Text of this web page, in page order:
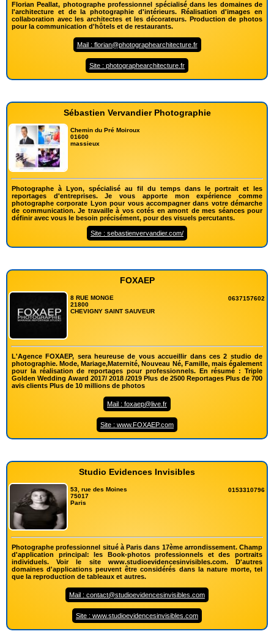
Florian Peallat, photographe professionnel spécialisé dans les domaines de
l'architecture et de la photographie d'intérieurs. Réalisation d'images en
collaboration avec les architectes et les décorateurs. Production de photos
pour la communication d'hôtels et de restaurants.
Mail : florian@photographearchitecture.fr
Site : photographearchitecture.fr
Sébastien Vervandier Photographie
Chemin du Pré Moiroux
01600
massieux
Photographe à Lyon, spécialisé au fil du temps dans le portrait et les
reportages d'entreprises. Je vous apporte mon expérience comme
photographe corporate Lyon pour vous accompagner dans votre démarche
de communication. Je travaille à vos cotés en amont de mes séances pour
définir avec vous le besoin précisément, pour des visuels percutants.
Site : sebastienvervandier.com/
FOXAEP
8 RUE MONGE
21800
CHEVIGNY SAINT SAUVEUR
0637157602
L'Agence FOXAEP, sera heureuse de vous accueillir dans ces 2 studio de
photographie. Mode, Mariage,Maternité, Nouveau Né, Famille, mais également
pour la réalisation de reportages pour professionnels. En résumé : Triple
Golden Wedding Award 2017/ 2018 /2019 Plus de 2500 Reportages Plus de 700
avis clients Plus de 10 millions de photos
Mail : foxaep@live.fr
Site : www.FOXAEP.com
Studio Evidences Invisibles
53, rue des Moines
75017
Paris
0153310796
Photographe professionnel situé à Paris dans 17ème arrondissement. Champ
d'application principal: les Book-photos professionnels et des portraits
individuels. Voir le site www.studioevidencesinvisibles.com. D'autres
domaines d'applications peuvent être considérés dans la nature morte, tel
que la reproduction de tableaux et autres.
Mail : contact@studioevidencesinvisibles.com
Site : www.studioevidencesinvisibles.com